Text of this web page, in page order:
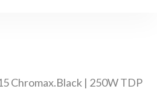
Chromax.black | 250W TDP